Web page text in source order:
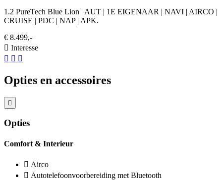
1.2 PureTech Blue Lion | AUT | 1E EIGENAAR | NAVI | AIRCO |
CRUISE | PDC | NAP | APK.
€ 8.499,-
Interesse
Opties en accessoires
Opties
Comfort & Interieur
Airco
Autotelefoonvoorbereiding met Bluetooth